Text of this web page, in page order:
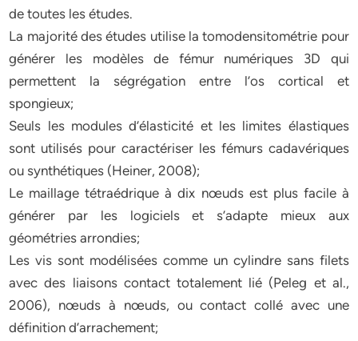
de toutes les études.
La majorité des études utilise la tomodensitométrie pour
générer les modèles de fémur numériques 3D qui
permettent la ségrégation entre l’os cortical et
spongieux;
Seuls les modules d’élasticité et les limites élastiques
sont utilisés pour caractériser les fémurs cadavériques
ou synthétiques (Heiner, 2008);
Le maillage tétraédrique à dix nœuds est plus facile à
générer par les logiciels et s’adapte mieux aux
géométries arrondies;
Les vis sont modélisées comme un cylindre sans filets
avec des liaisons contact totalement lié (Peleg et al.,
2006), nœuds à nœuds, ou contact collé avec une
définition d’arrachement;